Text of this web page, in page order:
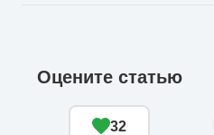
Оцените статью
32